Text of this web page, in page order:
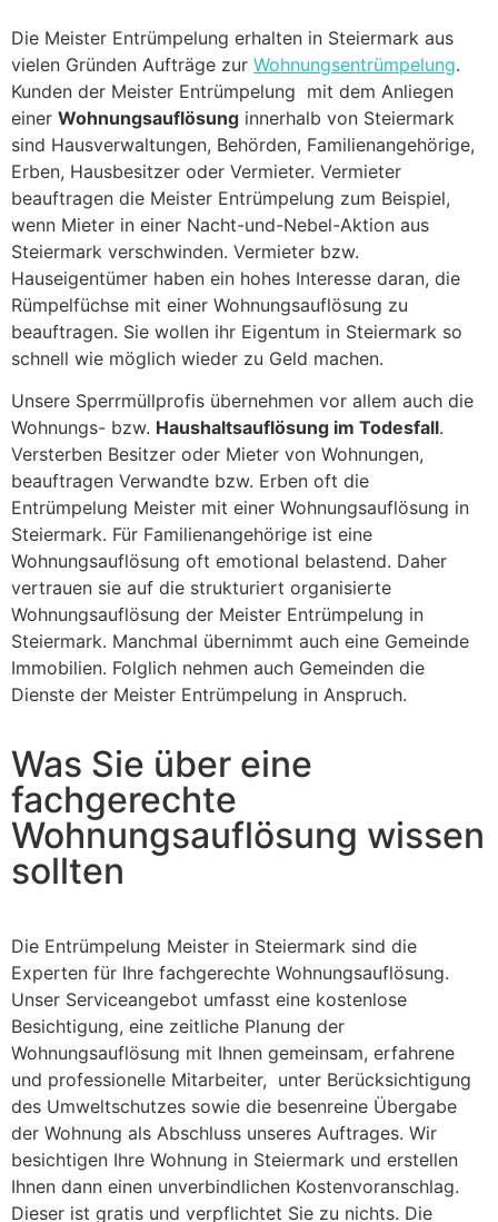
Die Meister Entrümpelung erhalten in Steiermark aus
vielen Gründen Aufträge zur Wohnungsentrümpelung.
Kunden der Meister Entrümpelung mit dem Anliegen
einer Wohnungsauflösung innerhalb von Steiermark
sind Hausverwaltungen, Behörden, Familienangehörige,
Erben, Hausbesitzer oder Vermieter. Vermieter
beauftragen die Meister Entrümpelung zum Beispiel,
wenn Mieter in einer Nacht-und-Nebel-Aktion aus
Steiermark verschwinden. Vermieter bzw.
Hauseigentümer haben ein hohes Interesse daran, die
Rümpelfüchse mit einer Wohnungsauflösung zu
beauftragen. Sie wollen ihr Eigentum in Steiermark so
schnell wie möglich wieder zu Geld machen.
Unsere Sperrmüllprofis übernehmen vor allem auch die
Wohnungs- bzw. Haushaltsauflösung im Todesfall.
Versterben Besitzer oder Mieter von Wohnungen,
beauftragen Verwandte bzw. Erben oft die
Entrümpelung Meister mit einer Wohnungsauflösung in
Steiermark. Für Familienangehörige ist eine
Wohnungsauflösung oft emotional belastend. Daher
vertrauen sie auf die strukturiert organisierte
Wohnungsauflösung der Meister Entrümpelung in
Steiermark. Manchmal übernimmt auch eine Gemeinde
Immobilien. Folglich nehmen auch Gemeinden die
Dienste der Meister Entrümpelung in Anspruch.
Was Sie über eine
fachgerechte
Wohnungsauflösung wissen
sollten
Die Entrümpelung Meister in Steiermark sind die
Experten für Ihre fachgerechte Wohnungsauflösung.
Unser Serviceangebot umfasst eine kostenlose
Besichtigung, eine zeitliche Planung der
Wohnungsauflösung mit Ihnen gemeinsam, erfahrene
und professionelle Mitarbeiter, unter Berücksichtigung
des Umweltschutzes sowie die besenreine Übergabe
der Wohnung als Abschluss unseres Auftrages. Wir
besichtigen Ihre Wohnung in Steiermark und erstellen
Ihnen dann einen unverbindlichen Kostenvoranschlag.
Dieser ist gratis und verpflichtet Sie zu nichts. Die